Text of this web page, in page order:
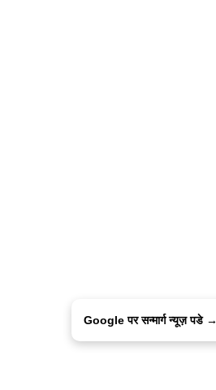
Google पर सन्मार्ग न्यूज़ पडे →